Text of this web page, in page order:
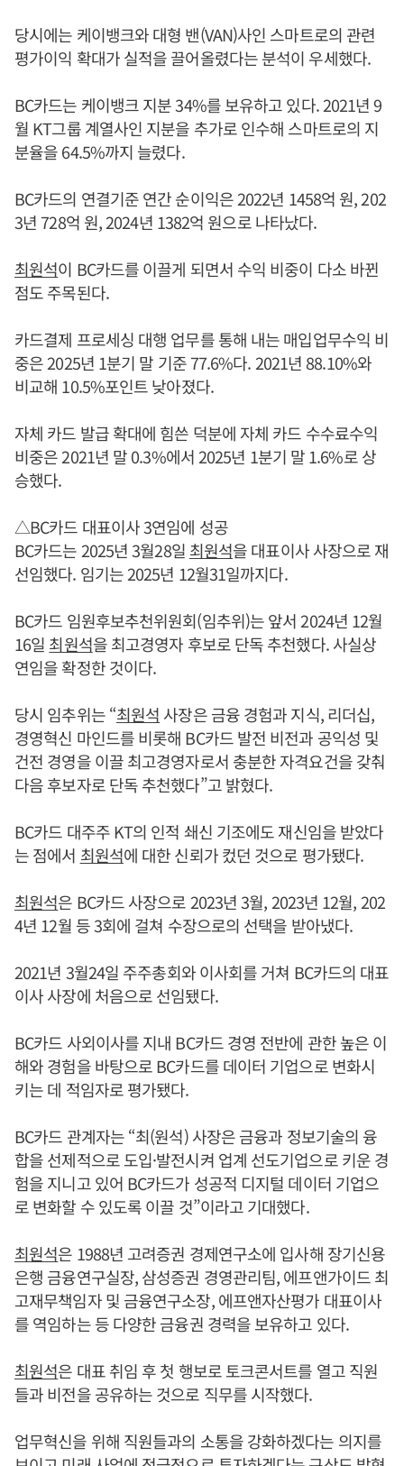
당시에는 케이뱅크와 대형 밴(VAN)사인 스마트로의 관련
평가이익 확대가 실적을 끌어올렸다는 분석이 우세했다.
BC카드는 케이뱅크 지분 34%를 보유하고 있다. 2021년 9
월 KT그룹 계열사인 지분을 추가로 인수해 스마트로의 지
분율을 64.5%까지 늘렸다.
BC카드의 연결기준 연간 순이익은 2022년 1458억 원, 202
3년 728억 원, 2024년 1382억 원으로 나타났다.
최원석이 BC카드를 이끌게 되면서 수익 비중이 다소 바뀐
점도 주목된다.
카드결제 프로세싱 대행 업무를 통해 내는 매입업무수익 비
중은 2025년 1분기 말 기준 77.6%다. 2021년 88.10%와
비교해 10.5%포인트 낮아졌다.
자체 카드 발급 확대에 힘쓴 덕분에 자체 카드 수수료수익
비중은 2021년 말 0.3%에서 2025년 1분기 말 1.6%로 상
승했다.
△BC카드 대표이사 3연임에 성공
BC카드는 2025년 3월28일 최원석을 대표이사 사장으로 재
선임했다. 임기는 2025년 12월31일까지다.
BC카드 임원후보추천위원회(임추위)는 앞서 2024년 12월
16일 최원석을 최고경영자 후보로 단독 추천했다. 사실상
연임을 확정한 것이다.
당시 임추위는 “최원석 사장은 금융 경험과 지식, 리더십,
경영혁신 마인드를 비롯해 BC카드 발전 비전과 공익성 및
건전 경영을 이끌 최고경영자로서 충분한 자격요건을 갖춰
다음 후보자로 단독 추천했다”고 밝혔다.
BC카드 대주주 KT의 인적 쇄신 기조에도 재신임을 받았다
는 점에서 최원석에 대한 신뢰가 컸던 것으로 평가됐다.
최원석은 BC카드 사장으로 2023년 3월, 2023년 12월, 202
4년 12월 등 3회에 걸쳐 수장으로의 선택을 받아냈다.
2021년 3월24일 주주총회와 이사회를 거쳐 BC카드의 대표
이사 사장에 처음으로 선임됐다.
BC카드 사외이사를 지내 BC카드 경영 전반에 관한 높은 이
해와 경험을 바탕으로 BC카드를 데이터 기업으로 변화시
키는 데 적임자로 평가됐다.
BC카드 관계자는 “최(원석) 사장은 금융과 정보기술의 융
합을 선제적으로 도입·발전시켜 업계 선도기업으로 키운 경
험을 지니고 있어 BC카드가 성공적 디지털 데이터 기업으
로 변화할 수 있도록 이끌 것”이라고 기대했다.
최원석은 1988년 고려증권 경제연구소에 입사해 장기신용
은행 금융연구실장, 삼성증권 경영관리팀, 에프앤가이드 최
고재무책임자 및 금융연구소장, 에프앤자산평가 대표이사
를 역임하는 등 다양한 금융권 경력을 보유하고 있다.
최원석은 대표 취임 후 첫 행보로 토크콘서트를 열고 직원
들과 비전을 공유하는 것으로 직무를 시작했다.
업무혁신을 위해 직원들과의 소통을 강화하겠다는 의지를